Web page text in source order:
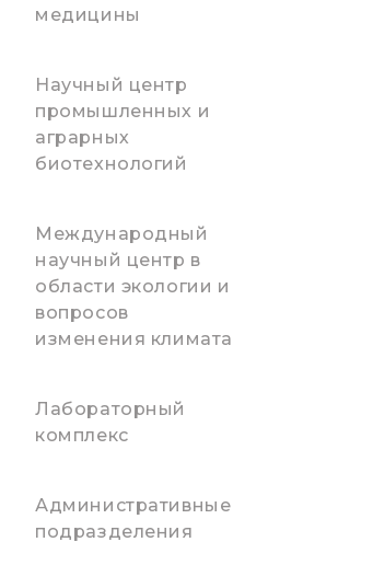
медицины
Научный центр
промышленных и
аграрных
биотехнологий
Международный
научный центр в
области экологии и
вопросов
изменения климата
Лабораторный
комплекс
Административные
подразделения